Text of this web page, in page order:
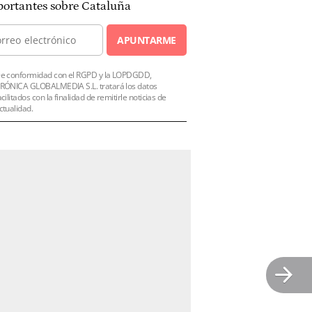
sobre Cataluña
APUNTARME
conformidad con el RGPD y la LOPDGDD,
GLOBALMEDIA S.L. tratará los datos
con la finalidad de remitirle noticias de